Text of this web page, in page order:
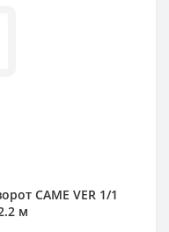
CAME VER 1/1
м